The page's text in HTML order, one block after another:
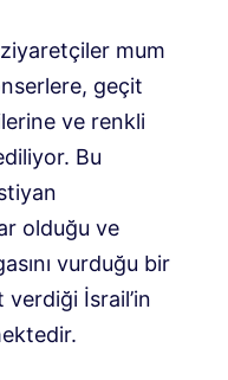
mum
geçit
ve renkli
Bu
olduğu ve
vurduğu bir
İsrail’in